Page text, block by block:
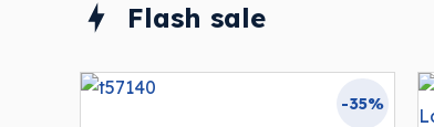
Flash sale
-35%